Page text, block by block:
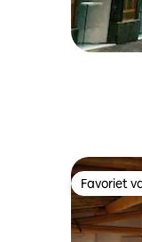
Favoriet
Favoriet